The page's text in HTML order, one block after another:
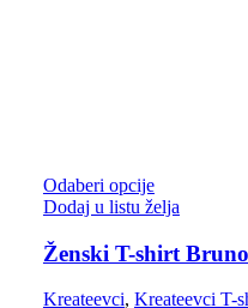
Odaberi opcije
Dodaj u listu želja
Ženski T-shirt
Kreateevci, Kreateevci T-